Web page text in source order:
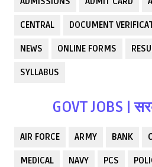
CENTRAL DOCUMENT
NEWS ONLINE FORMS
SYLLABUS
GOVT JOBS |
AIR FORCE ARMY BANK
MEDICAL NAVY PCS